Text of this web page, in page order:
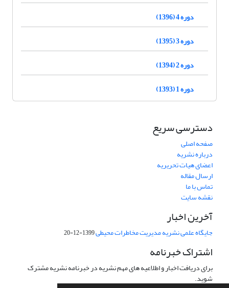
دوره 4 (1396)
دوره 3 (1395)
دوره 2 (1394)
دوره 1 (1393)
دسترسی سریع
صفحه اصلی
درباره نشریه
اعضای هیات تحریریه
ارسال مقاله
تماس با ما
نقشه سایت
آخرین اخبار
جایگاه علمی نشریه مدیریت مخاطرات محیطی1399-12-20
اشتراک خبرنامه
برای دریافت اخبار و اطلاعیه های مهم نشریه در خبرنامه نشریه مشترک
شوید.